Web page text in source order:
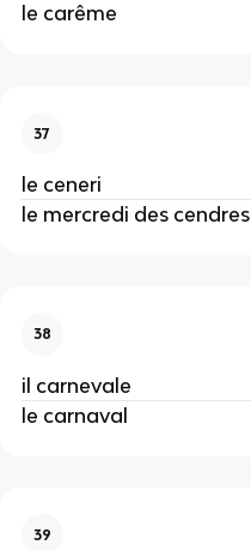
le carême
37
le ceneri
le mercredi des cendres
38
il carnevale
le carnaval
39